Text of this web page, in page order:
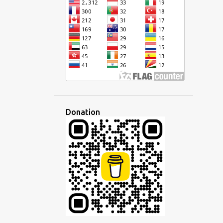
CURSIVE DÉFI DÉMOCRATIQUE
DÉVELOPPEMENT DISCOURS
DISCUSSION DISPARITÉ
ÉCHANGE ÉCOLE ÉCONOMIE
ÉCOUTER ÉCRIRE
EFFACEMENT CULTUREL
EMPLOI EN LIGNE ENSEIGNANT
ENSEIGNEMENT ENTREPRISE
ESPAGNOL ESPERANTISTO
ESPÉRANTO ESPRIT
ÉTAT D'ESPRIT ETHNIQUE
ÉTRANGER ÉTRANGERS ÉTUDE
Donation